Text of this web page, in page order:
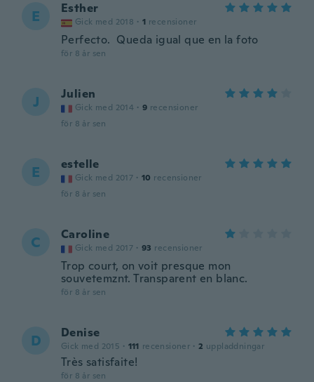
E Esther
Gick med 2018 · 1 recensioner
Perfecto. Queda igual que en la foto
för 8 år sen
J Julien
Gick med 2014 · 9 recensioner
för 8 år sen
E estelle
Gick med 2017 · 10 recensioner
för 8 år sen
C Caroline
Gick med 2017 · 93 recensioner
Trop court, on voit presque mon
souvetemznt. Transparent en blanc.
för 8 år sen
D Denise
Gick med 2015 · 111 recensioner · 2 uppladdningar
Très satisfaite!
för 8 år sen